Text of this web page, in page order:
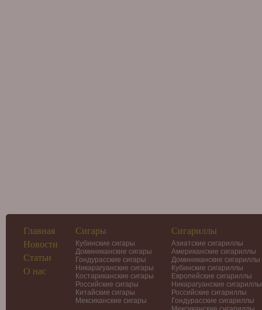
Главная
Новости
Статьи
О нас
Сигары
Кубинские сигары
Доминиканские сигары
Гондурасские сигары
Никарагуанские сигары
Костариканские сигары
Российские сигары
Китайские сигары
Мексиканские сигары
Сигариллы
Азиатские сигариллы
Американские сигариллы
Доминиканские сигариллы
Кубинские сигариллы
Европейские сигариллы
Никарагуанские сигариллы
Российские сигариллы
Гондурасские сигариллы